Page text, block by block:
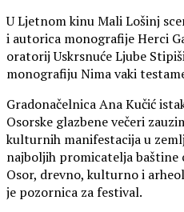
U Ljetnom kinu Mali Lošinj
i autorica monografije Herci
oratorij Uskrsnuće Ljube
monografiju Nima vaki
Gradonačelnica Ana Kučić
Osorske glazbene večeri
kulturnih manifestacija u
najboljih promicatelja baštine
Osor, drevno, kulturno i
je pozornica za festival.